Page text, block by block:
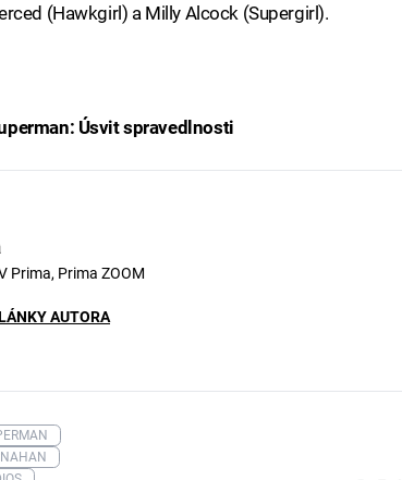
(Hawkgirl) a Milly Alcock (Supergirl).
Úsvit spravedlnosti
Prima, Prima ZOOM
AUTORA